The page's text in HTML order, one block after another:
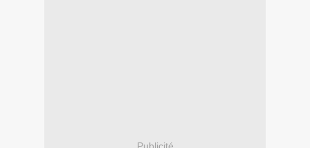
Publicité